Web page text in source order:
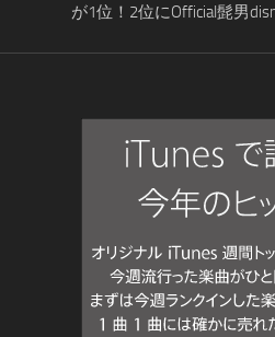
が1位！2位にOfficial髭男